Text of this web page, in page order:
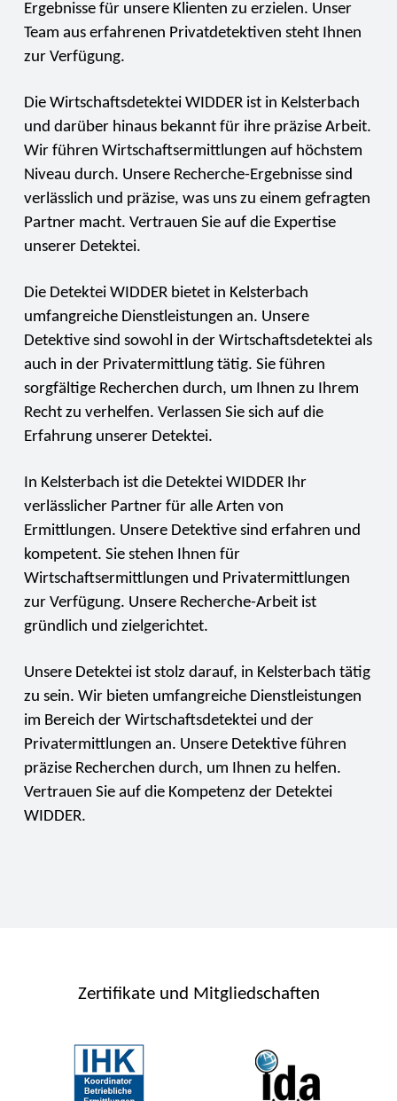
Ergebnisse für unsere Klienten zu erzielen. Unser
Team aus erfahrenen Privatdetektiven steht Ihnen
zur Verfügung.
Die Wirtschaftsdetektei WIDDER ist in Kelsterbach
und darüber hinaus bekannt für ihre präzise Arbeit.
Wir führen Wirtschaftsermittlungen auf höchstem
Niveau durch. Unsere Recherche-Ergebnisse sind
verlässlich und präzise, was uns zu einem gefragten
Partner macht. Vertrauen Sie auf die Expertise
unserer Detektei.
Die Detektei WIDDER bietet in Kelsterbach
umfangreiche Dienstleistungen an. Unsere
Detektive sind sowohl in der Wirtschaftsdetektei als
auch in der Privatermittlung tätig. Sie führen
sorgfältige Recherchen durch, um Ihnen zu Ihrem
Recht zu verhelfen. Verlassen Sie sich auf die
Erfahrung unserer Detektei.
In Kelsterbach ist die Detektei WIDDER Ihr
verlässlicher Partner für alle Arten von
Ermittlungen. Unsere Detektive sind erfahren und
kompetent. Sie stehen Ihnen für
Wirtschaftsermittlungen und Privatermittlungen
zur Verfügung. Unsere Recherche-Arbeit ist
gründlich und zielgerichtet.
Unsere Detektei ist stolz darauf, in Kelsterbach tätig
zu sein. Wir bieten umfangreiche Dienstleistungen
im Bereich der Wirtschaftsdetektei und der
Privatermittlungen an. Unsere Detektive führen
präzise Recherchen durch, um Ihnen zu helfen.
Vertrauen Sie auf die Kompetenz der Detektei
WIDDER.
Zertifikate und Mitgliedschaften